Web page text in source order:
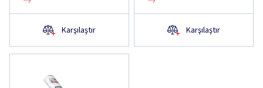
Karşılaştır Karşılaştır